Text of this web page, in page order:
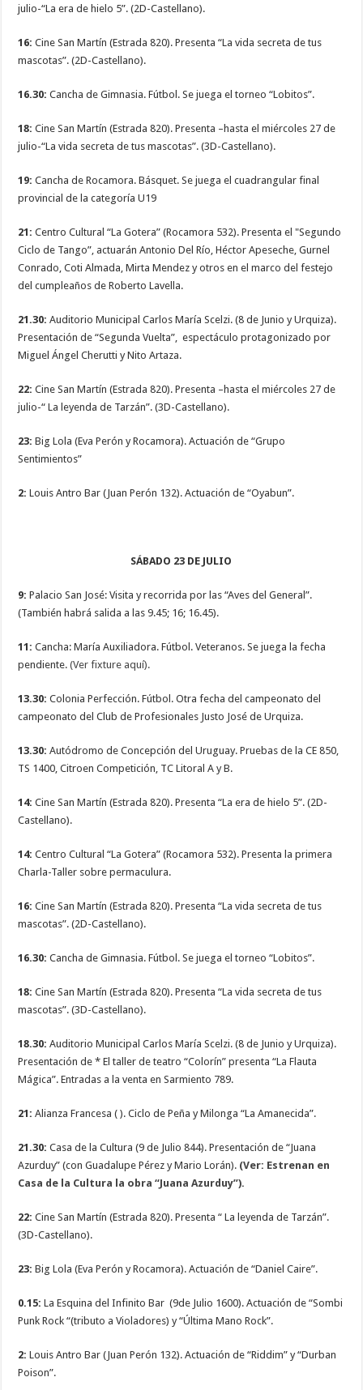
julio-“La era de hielo 5”. (2D-Castellano).
16: Cine San Martín (Estrada 820). Presenta “La vida secreta de tus
mascotas”. (2D-Castellano).
16.30: Cancha de Gimnasia. Fútbol. Se juega el torneo “Lobitos”.
18: Cine San Martín (Estrada 820). Presenta –hasta el miércoles 27 de
julio-“La vida secreta de tus mascotas”. (3D-Castellano).
19:Cancha de Rocamora. Básquet. Se juega el cuadrangular final
provincial de la categoría U19
21: Centro Cultural “La Gotera” (Rocamora 532). Presenta el "Segundo
Ciclo de Tango”, actuarán Antonio Del Río, Héctor Apeseche, Gurnel
Conrado, Coti Almada, Mirta Mendez y otros en el marco del festejo
del cumpleaños de Roberto Lavella.
21.30: Auditorio Municipal Carlos María Scelzi. (8 de Junio y Urquiza).
Presentación de “Segunda Vuelta”, espectáculo protagonizado por
Miguel Ángel Cherutti y Nito Artaza.
22: Cine San Martín (Estrada 820). Presenta –hasta el miércoles 27 de
julio-“ La leyenda de Tarzán”. (3D-Castellano).
23:Big Lola (Eva Perón y Rocamora). Actuación de “Grupo
Sentimientos”
2: Louis Antro Bar (Juan Perón 132). Actuación de “Oyabun”.
SÁBADO 23 DE JULIO
9:Palacio San José: Visita y recorrida por las “Aves del General”.
(También habrá salida a las 9.45; 16; 16.45).
11: Cancha: María Auxiliadora. Fútbol. Veteranos. Se juega la fecha
pendiente.(Ver fixture aquí).
13.30: Colonia Perfección. Fútbol. Otra fecha del campeonato del
campeonato del Club de Profesionales Justo José de Urquiza.
13.30: Autódromo de Concepción del Uruguay. Pruebas de la CE 850,
TS 1400, Citroen Competición, TC Litoral A y B.
14: Cine San Martín (Estrada 820). Presenta “La era de hielo 5”. (2D-
Castellano).
14: Centro Cultural “La Gotera” (Rocamora 532). Presenta la primera
Charla-Taller sobre permaculura.
16: Cine San Martín (Estrada 820). Presenta “La vida secreta de tus
mascotas”. (2D-Castellano).
16.30: Cancha de Gimnasia. Fútbol. Se juega el torneo “Lobitos”.
18: Cine San Martín (Estrada 820). Presenta “La vida secreta de tus
mascotas”. (3D-Castellano).
18.30: Auditorio Municipal Carlos María Scelzi. (8 de Junio y Urquiza).
Presentación de * El taller de teatro “Colorín” presenta “La Flauta
Mágica”. Entradas a la venta en Sarmiento 789.
21: Alianza Francesa ( ). Ciclo de Peña y Milonga “La Amanecida”.
21.30: Casa de la Cultura (9 de Julio 844). Presentación de “Juana
Azurduy” (con Guadalupe Pérez y Mario Lorán). (Ver: Estrenan en
Casa de la Cultura la obra “Juana Azurduy”).
22: Cine San Martín (Estrada 820). Presenta “ La leyenda de Tarzán”.
(3D-Castellano).
23:Big Lola (Eva Perón y Rocamora). Actuación de “Daniel Caire”.
0.15: La Esquina del Infinito Bar (9de Julio 1600). Actuación de “Sombi
Punk Rock “(tributo a Violadores) y “Última Mano Rock”.
2: Louis Antro Bar (Juan Perón 132). Actuación de “Riddim” y “Durban
Poison”.